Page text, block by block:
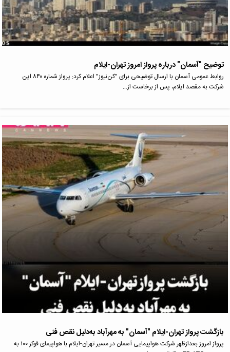
توضیح "آسمان" درباره پرواز امروز تهران-ایلام
روابط عمومی آسمان با ارسال توضیحی برای "کن‌نیوز" اعلام کرد: پرواز شماره ۸۴۰ این
شرکت به مقصد ایلام، پس از برخاست از…
بازگشت پرواز تهران-ایلام "آسمان" به مهرآباد به‌دلیل نقص فنی
پرواز امروز بعدازظهر شرکت هواپیمایی آسمان در مسیر تهران-ایلام با هواپیمای فوکر ۱۰۰ به